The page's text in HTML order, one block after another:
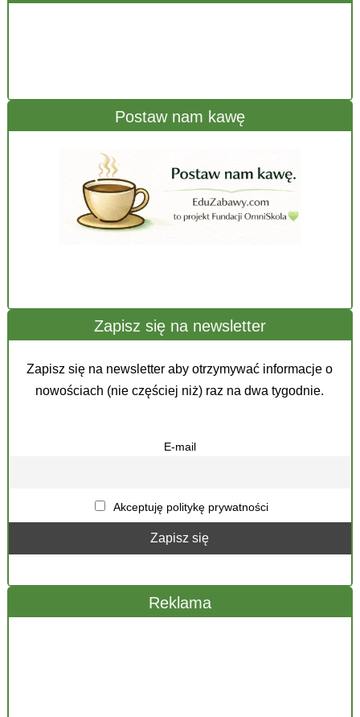
Postaw nam kawę
Zapisz się na newsletter
Zapisz się na newsletter aby otrzymywać informacje o
nowościach (nie częściej niż) raz na dwa tygodnie.
E-mail
Akceptuję politykę prywatności
Reklama